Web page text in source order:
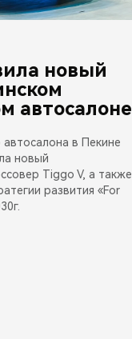
новый
автосалоне
в Пекине
новый
Tiggo V, а также
развития «For